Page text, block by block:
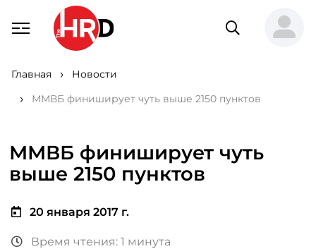
Главная
Новости
ММВБ финиширует чуть выше 2150 пунктов
ММВБ финиширует чуть
выше 2150 пунктов
20 января 2017 г.
Время чтения: 1 минута